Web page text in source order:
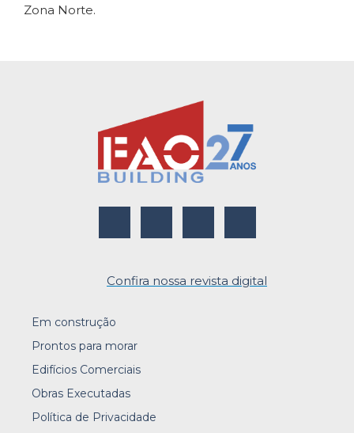
Zona Norte.
Confira nossa revista digital
Em construção
Prontos para morar
Edifícios Comerciais
Obras Executadas
Política de Privacidade